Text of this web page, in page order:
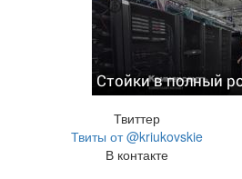
Стойки в полный
Твиттер
Твиты от @kriukovskie
В контакте